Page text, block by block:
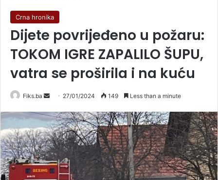
Crna hronika
Dijete povrijeđeno u požaru:
TOKOM IGRE ZAPALILO ŠUPU,
vatra se proširila i na kuću
Fiks.ba
Send
email
27/01/2024 149 Less than a minute